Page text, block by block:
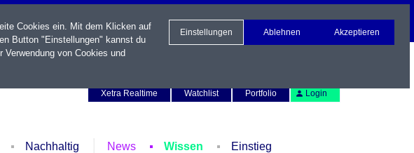
Xetra Realtime
Watchlist Portfolio Login
Nachhaltig News Wissen Einstieg
Cookies ein. Mit dem Klicken auf
Button "Einstellungen" kannst du
von Cookies und
Einstellungen Ablehnen Akzeptieren